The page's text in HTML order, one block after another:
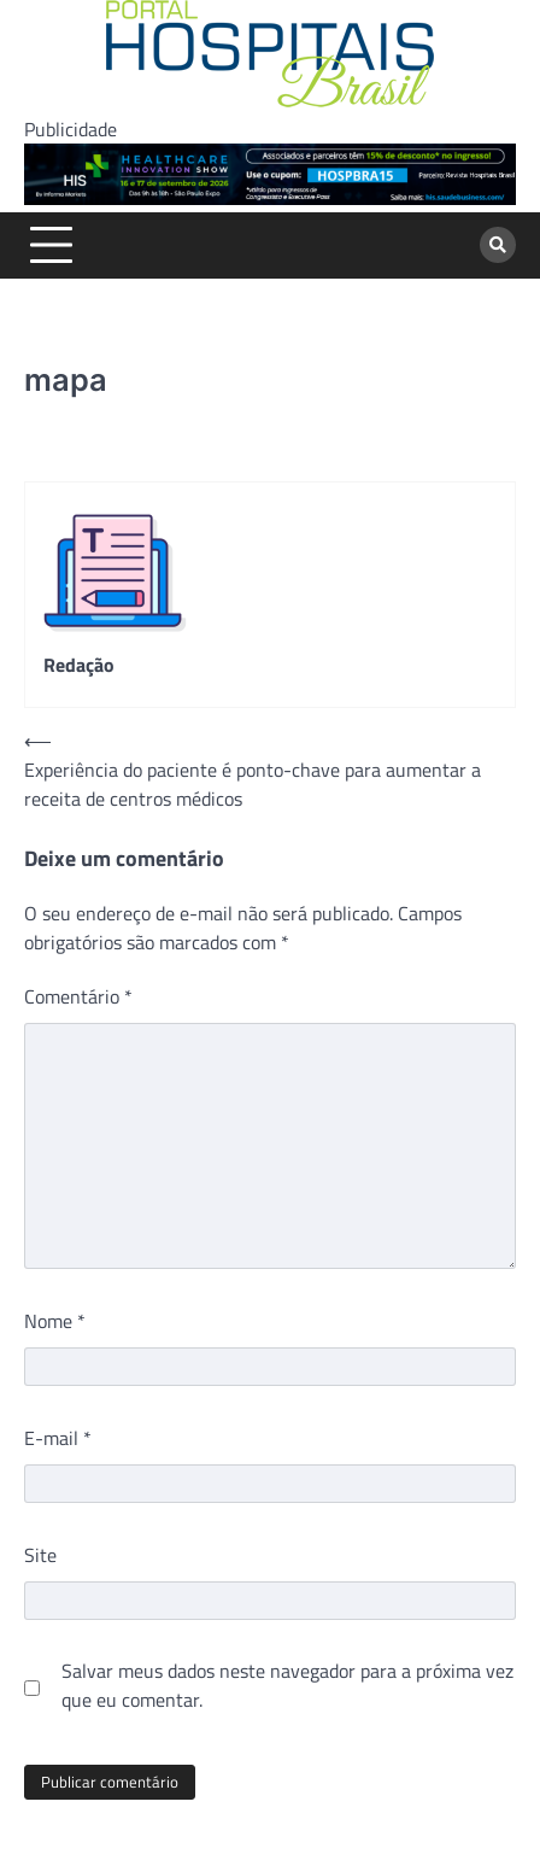
Publicidade
mapa
Redação
Navegação
de
Post
⟵
Experiência do paciente é ponto-chave para aumentar a
receita de centros médicos
Deixe um comentário
O seu endereço de e-mail não será publicado. Campos
obrigatórios são marcados com *
Comentário *
Nome *
E-mail *
Site
Salvar meus dados neste navegador para a próxima vez
que eu comentar.